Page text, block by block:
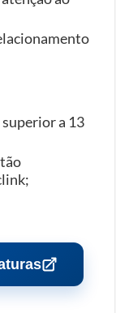
a 13